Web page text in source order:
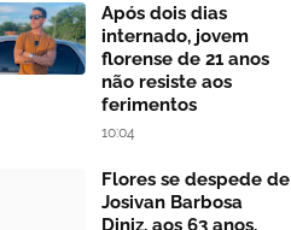
Após dois dias
internado, jovem
florense de 21 anos
não resiste aos
ferimentos
10:04
Flores se despede de
Josivan Barbosa
Diniz, aos 63 anos,